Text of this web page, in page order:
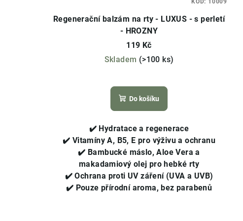
Regenerační balzám na rty - LUXUS - s perletí
- HROZNY
119 Kč
Skladem (>100 ks)
hodnocení
produktu
je
4,4
z
5
hvězdiček.
Do košíku
✔️ Hydratace a regenerace
✔️ Vitamíny A, B5, E pro výživu a ochranu
✔️ Bambucké máslo, Aloe Vera a
makadamiový olej pro hebké rty
✔️ Ochrana proti UV záření (UVA a UVB)
✔️ Pouze přírodní aroma, bez parabenů
KÓD: 10009